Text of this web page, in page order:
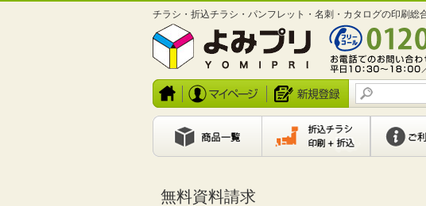
チラシ・折込チラシ・パンフレット・名刺・カタログの印刷総
無料資料請求